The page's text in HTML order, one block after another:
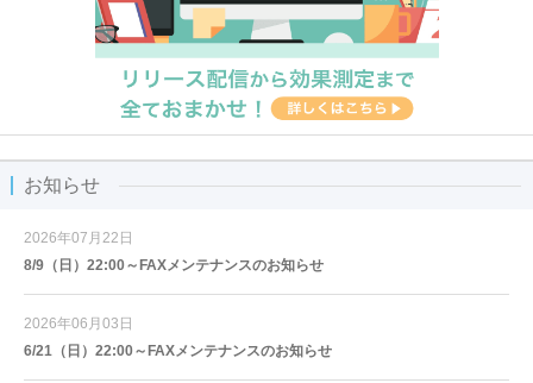
お知らせ
2026年07月22日
8/9（日）22:00～FAXメンテナンスのお知らせ
2026年06月03日
6/21（日）22:00～FAXメンテナンスのお知らせ